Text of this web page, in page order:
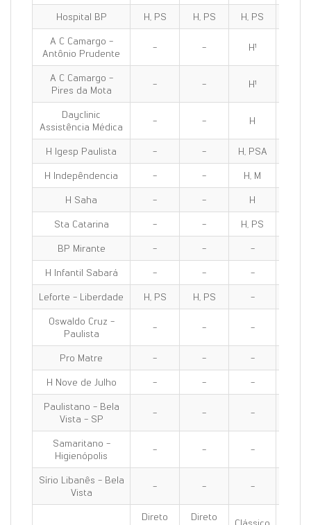
Hospital BP H, PS H, PS H, PS
A C Camargo -
Antônio Prudente
- - H¹
A C Camargo -
Pires da Mota
- - H¹
Dayclinic
Assistência Médica
- - H
H Igesp Paulista - - H, PSA
H Indepêndencia
- - H, M
H Saha
- - H
Sta Catarina
- - H, PS
BP Mirante
- - -
H Infantil Sabará
- - -
Leforte - Liberdade
H, PS H, PS -
Oswaldo Cruz -
Paulista
- - -
Pro Matre - - -
H Nove de Julho
- - -
Paulistano - Bela
Vista - SP
- - -
Samaritano -
Higienópolis
- - -
Sírio Libanês - Bela
Vista
- - -
Direto
Direto